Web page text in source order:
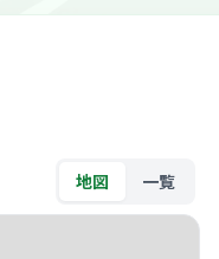
地図 一覧